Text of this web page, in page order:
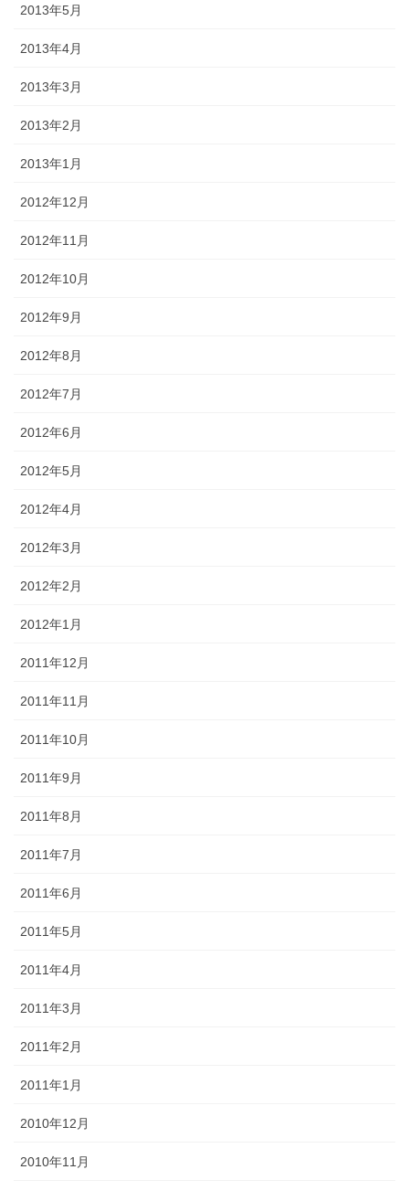
2013年5月
2013年4月
2013年3月
2013年2月
2013年1月
2012年12月
2012年11月
2012年10月
2012年9月
2012年8月
2012年7月
2012年6月
2012年5月
2012年4月
2012年3月
2012年2月
2012年1月
2011年12月
2011年11月
2011年10月
2011年9月
2011年8月
2011年7月
2011年6月
2011年5月
2011年4月
2011年3月
2011年2月
2011年1月
2010年12月
2010年11月